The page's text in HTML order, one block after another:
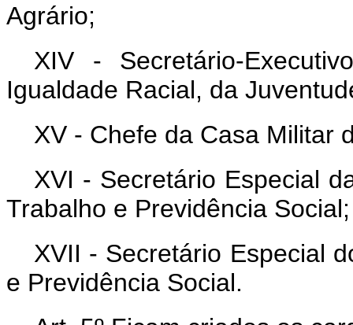
Agrário;
XIV - Secretário-
Igualdade Racial, da
XV - Chefe da Casa Militar
XVI - Secretário Especial
Trabalho e Previdência
XVII - Secretário Especial
e Previdência Social.